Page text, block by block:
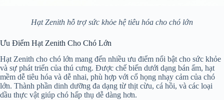
Hạt Zenith hỗ trợ sức khỏe hệ tiêu hóa cho chó lớn
Ưu Điểm Hạt Zenith Cho Chó Lớn
Hạt Zenith cho chó lớn mang đến nhiều ưu điểm nổi bật cho sức khỏe
và sự phát triển của thú cưng. Được chế biến dưới dạng bán ẩm, hạt
mềm dễ tiêu hóa và dễ nhai, phù hợp với cổ họng nhạy cảm của chó
lớn. Thành phần dinh dưỡng đa dạng từ thịt cừu, cá hồi, và các loại
dầu thực vật giúp chó hấp thụ dễ dàng hơn.